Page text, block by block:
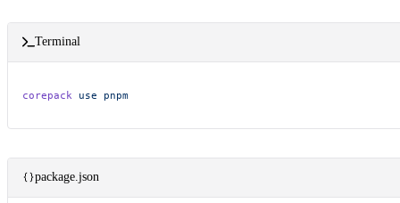
Terminal
corepack use pnpm
package.json